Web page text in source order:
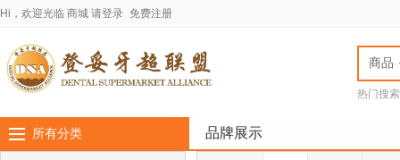
Hi，欢迎光临 商城 请登录 免费注册
商品
热门搜
所有分类 品牌展示